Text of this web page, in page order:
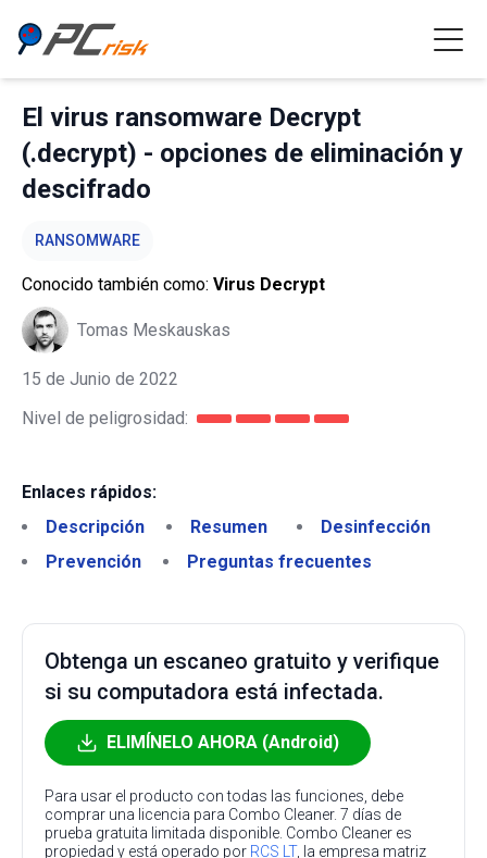
El virus ransomware Decrypt
(.decrypt) - opciones de eliminación y
descifrado
RANSOMWARE
Conocido también como: Virus Decrypt
Tomas Meskauskas
15 de Junio de 2022
Nivel de peligrosidad:
Enlaces rápidos:
Descripción
Resumen
Desinfección
Prevención
Preguntas frecuentes
Obtenga un escaneo gratuito y verifique
si su computadora está infectada.
ELIMÍNELO AHORA (Android)
Para usar el producto con todas las funciones, debe
comprar una licencia para Combo Cleaner. 7 días de
prueba gratuita limitada disponible. Combo Cleaner es
propiedad y está operado por RCS LT, la empresa matriz